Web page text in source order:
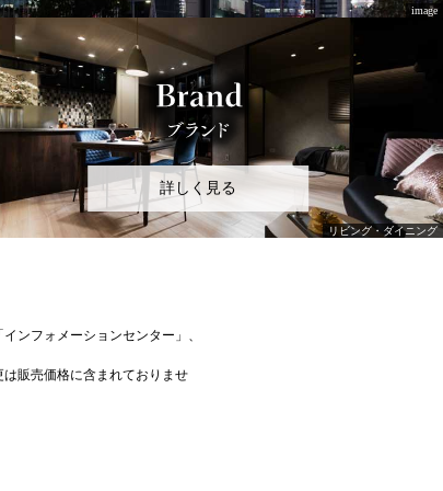
詳しく見る
ンフォメーションセンター」、
販売価格に含まれておりませ